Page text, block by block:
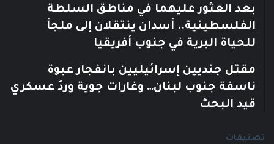
بعد العثور عليهما في مناطق السلطة
الفلسطينية.. أسدان ينتقلان إلى ملجأ
للحياة البرية في جنوب أفريقيا
مقتل جنديين إسرائيليين بانفجار عبوة
ناسفة جنوب لبنان… وغارات جوية وردّ عسكري
قيد البحث
تصنيفات